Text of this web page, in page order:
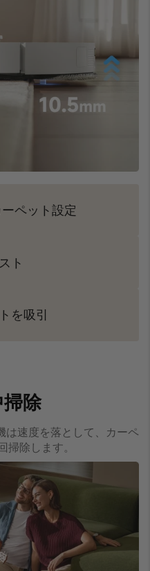
ーペット設定
ト
を吸引
除
は速度を落として、カーペ
除します。